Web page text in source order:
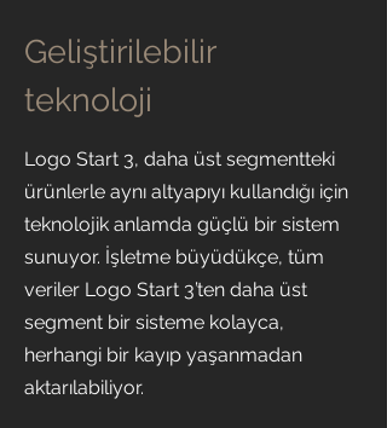
Geliştirilebilir
teknoloji
Logo Start 3, daha üst segmentteki
ürünlerle aynı altyapıyı kullandığı için
teknolojik anlamda güçlü bir sistem
sunuyor. İşletme büyüdükçe, tüm
veriler Logo Start 3’ten daha üst
segment bir sisteme kolayca,
herhangi bir kayıp yaşanmadan
aktarılabiliyor.